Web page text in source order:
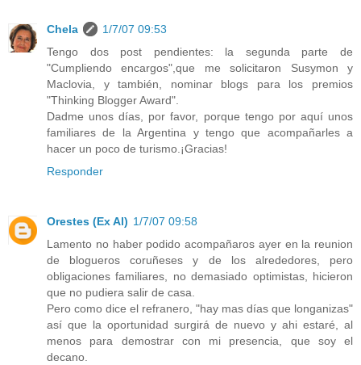
Chela
1/7/07 09:53
Tengo dos post pendientes: la segunda parte de
"Cumpliendo encargos",que me solicitaron Susymon y
Maclovia, y también, nominar blogs para los premios
"Thinking Blogger Award".
Dadme unos días, por favor, porque tengo por aquí unos
familiares de la Argentina y tengo que acompañarles a
hacer un poco de turismo.¡Gracias!
Responder
Orestes (Ex Al) 1/7/07 09:58
Lamento no haber podido acompañaros ayer en la reunion
de blogueros coruñeses y de los alrededores, pero
obligaciones familiares, no demasiado optimistas, hicieron
que no pudiera salir de casa.
Pero como dice el refranero, "hay mas días que longanizas"
así que la oportunidad surgirá de nuevo y ahi estaré, al
menos para demostrar con mi presencia, que soy el
decano.